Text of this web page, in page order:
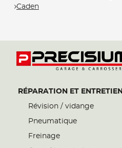
Caden
RÉPARATION ET ENTRETIEN
Révision / vidange
Pneumatique
Freinage